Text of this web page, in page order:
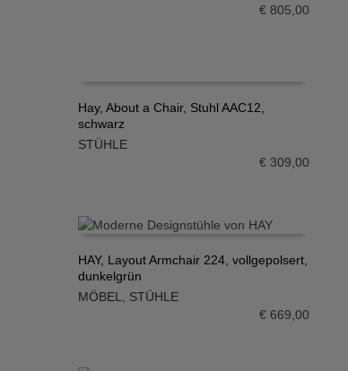
€805,00
IN DEN WARENKORB
Hay, About a Chair, Stuhl AAC12,
schwarz
STÜHLE
€309,00
IN DEN WARENKORB
HAY, Layout Armchair 224, vollgepolsert,
dunkelgrün
MÖBEL
STÜHLE
€669,00